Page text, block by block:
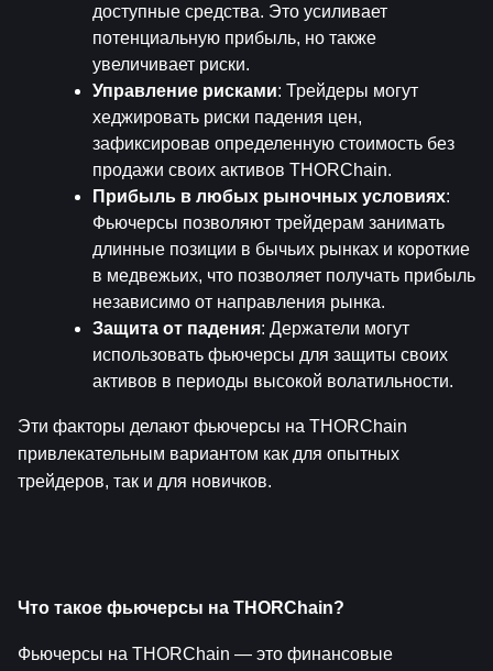
доступные средства. Это усиливает
потенциальную прибыль, но также
увеличивает риски.
Управление рисками: Трейдеры могут
хеджировать риски падения цен,
зафиксировав определенную стоимость без
продажи своих активов THORChain.
Прибыль в любых рыночных условиях:
Фьючерсы позволяют трейдерам занимать
длинные позиции в бычьих рынках и короткие
в медвежьих, что позволяет получать прибыль
независимо от направления рынка.
Защита от падения: Держатели могут
использовать фьючерсы для защиты своих
активов в периоды высокой волатильности.
Эти факторы делают фьючерсы на THORChain
привлекательным вариантом как для опытных
трейдеров, так и для новичков.
Что такое фьючерсы на THORChain?
Фьючерсы на THORChain — это финансовые